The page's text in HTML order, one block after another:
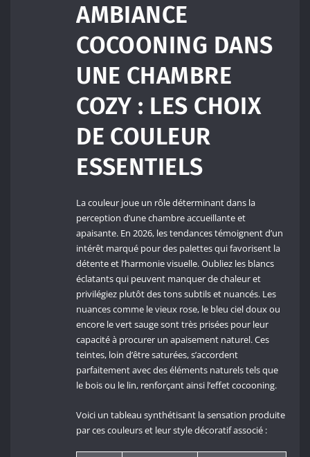
AMBIANCE
COCOONING DANS
UNE CHAMBRE
COZY : LES CHOIX
DE COULEUR
ESSENTIELS
La couleur joue un rôle déterminant dans la
perception d’une chambre accueillante et
apaisante. En 2026, les tendances témoignent d’un
intérêt marqué pour des palettes qui favorisent la
détente et l’harmonie visuelle. Oubliez les blancs
éclatants qui peuvent manquer de chaleur et
privilégiez plutôt des tons subtils et nuancés. Les
nuances comme le vieux rose, le bleu ciel doux ou
encore le vert sauge sont très prisées pour leur
capacité à procurer un apaisement naturel. Ces
teintes, loin d’être saturées, s’accordent
parfaitement avec des éléments naturels tels que
le bois ou le lin, renforçant ainsi l’effet cocooning.
Voici un tableau synthétisant la sensation produite
par ces couleurs et leur style décoratif associé :